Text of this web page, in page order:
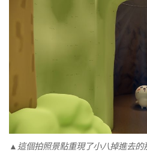
▲這個拍照景點重現了小八掉進去的